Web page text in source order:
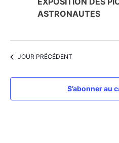
ASTRONAUTES
JOUR PRÉCÉDENT
S’abonner au